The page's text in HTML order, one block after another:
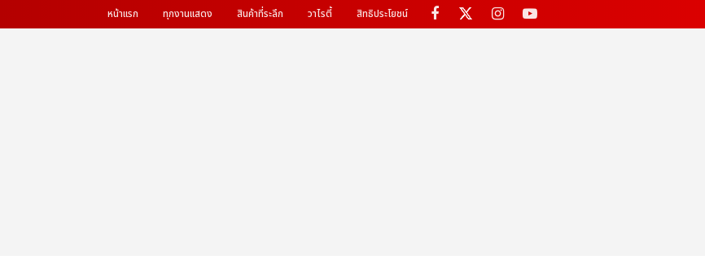
หน้าแรก ทุกงานแสดง สินค้าที่ระลึก วาไรตี้ สิทธิประโยชน์